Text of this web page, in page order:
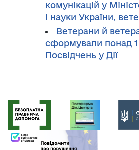
комунікацій у
і науки України,
Ветерани й
сформували понад
Посвідчень у Дії